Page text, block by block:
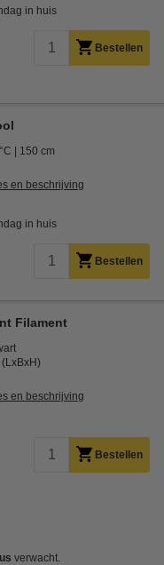
in huis
Bestellen
150 cm
en beschrijving
in huis
Bestellen
Filament
en beschrijving
Bestellen
verwacht.